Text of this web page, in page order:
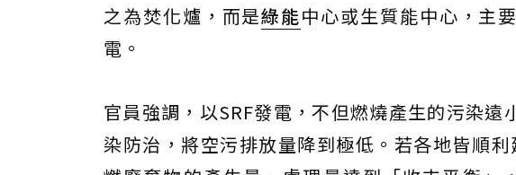
之為焚化爐，而是綠能中心或生質能中心，主
電。
官員強調，以SRF發電，不但燃燒產生的污染
染防治，將空污排放量降到極低。若各地皆順